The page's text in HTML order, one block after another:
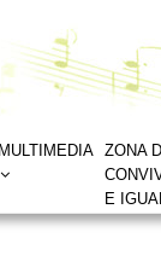
MULTIMEDIA ZONA
E